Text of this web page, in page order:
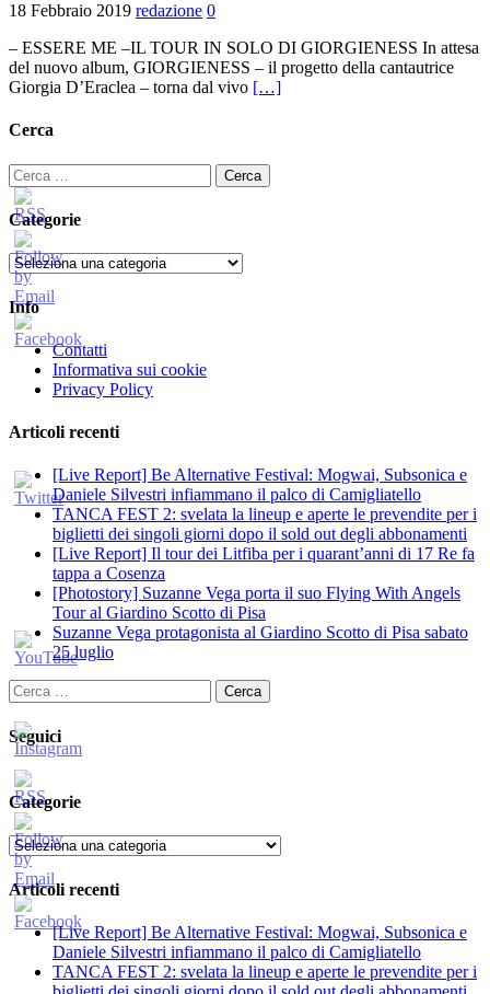
18 Febbraio 2019 redazione 0
– ESSERE ME –IL TOUR IN SOLO DI GIORGIENESS In attesa
del nuovo album, GIORGIENESS – il progetto della cantautrice
Giorgia D’Eraclea – torna dal vivo […]
Cerca
Ricerca
per:
Categorie
Categorie
Info
Contatti
Informativa sui cookie
Privacy Policy
Articoli recenti
[Live Report] Be Alternative Festival: Mogwai, Subsonica e
Daniele Silvestri infiammano il palco di Camigliatello
TANCA FEST 2: svelata la lineup e aperte le prevendite per i
biglietti dei singoli giorni dopo il sold out degli abbonamenti
[Live Report] Il tour dei Litfiba per i quarant’anni di 17 Re fa
tappa a Cosenza
[Photostory] Suzanne Vega porta il suo Flying With Angels
Tour al Giardino Scotto di Pisa
Suzanne Vega protagonista al Giardino Scotto di Pisa sabato
25 luglio
Ricerca
per:
Seguici
Categorie
Categorie
Articoli recenti
[Live Report] Be Alternative Festival: Mogwai, Subsonica e
Daniele Silvestri infiammano il palco di Camigliatello
TANCA FEST 2: svelata la lineup e aperte le prevendite per i